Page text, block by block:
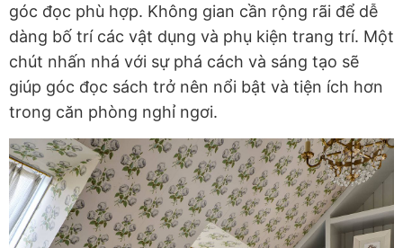
góc đọc phù hợp. Không gian cần rộng rãi để dễ
dàng bố trí các vật dụng và phụ kiện trang trí. Một
chút nhấn nhá với sự phá cách và sáng tạo sẽ
giúp góc đọc sách trở nên nổi bật và tiện ích hơn
trong căn phòng nghỉ ngơi.